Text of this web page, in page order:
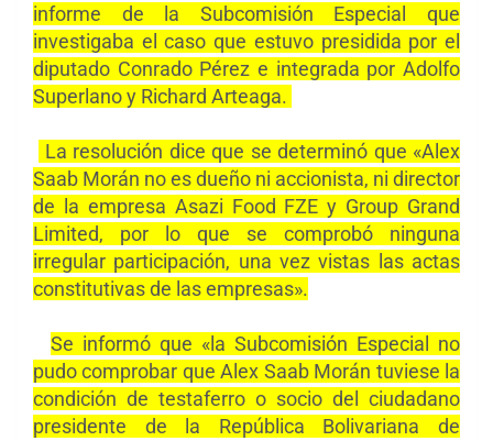
informe de la Subcomisión Especial que
investigaba el caso que estuvo presidida por el
diputado Conrado Pérez e integrada por Adolfo
Superlano y Richard Arteaga.
La resolución dice que se determinó que «Alex
Saab Morán no es dueño ni accionista, ni director
de la empresa Asazi Food FZE y Group Grand
Limited, por lo que se comprobó ninguna
irregular participación, una vez vistas las actas
constitutivas de las empresas».
Se informó que «la Subcomisión Especial no
pudo comprobar que Alex Saab Morán tuviese la
condición de testaferro o socio del ciudadano
presidente de la República Bolivariana de